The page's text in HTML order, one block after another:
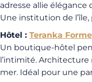
adresse allie
Une institution de
Hôtel : Teranka
Un boutique-hôtel
l’intimité. Architecture
mer. Idéal pour une